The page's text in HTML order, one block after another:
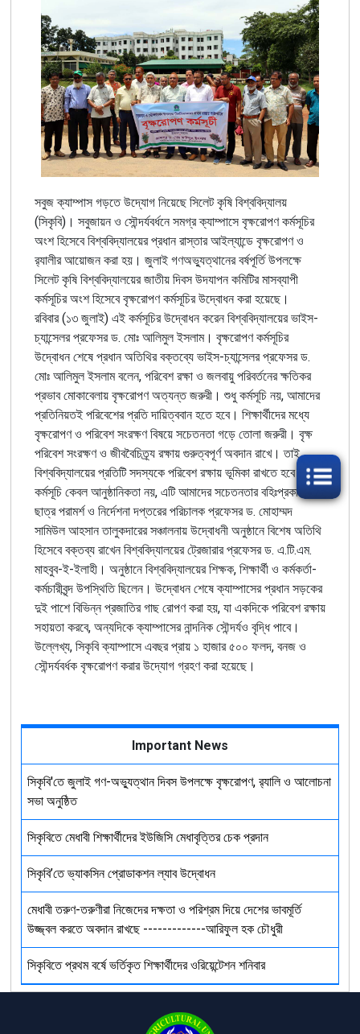
সবুজ ক্যাম্পাস গড়তে উদ্যোগ নিয়েছে সিলেট কৃষি বিশ্ববিদ্যালয়
(সিকৃবি)। সবুজায়ন ও সৌন্দর্যবর্ধনে সমগ্র ক্যাম্পাসে ‍বৃক্ষরোপণ কর্মসূচির
অংশ হিসেবে বিশ্ববিদ্যালয়ের প্রধান রাস্তার আইল্যান্ডে বৃক্ষরোপণ ও
র‌্যালীর আয়োজন করা হয়। জুলাই গণঅভ্যুত্থানের বর্ষপূর্তি উপলক্ষে
সিলেট কৃষি বিশ্ববিদ্যালয়ের জাতীয় দিবস উদযাপন কমিটির মাসব্যাপী
কর্মসূচির অংশ হিসেবে বৃক্ষরোপণ কর্মসূচির উদ্বোধন করা হয়েছে।
রবিবার (১৩ জুলাই) এই কর্মসূচির উদ্বোধন করেন বিশ্ববিদ্যালয়ের ভাইস-
চ্যান্সেলর প্রফেসর ড. মোঃ আলিমুল ইসলাম। বৃক্ষরোপণ কর্মসূচির
উদ্বোধন শেষে প্রধান অতিথির বক্তব্যে ভাইস-চ্যান্সেলর প্রফেসর ড.
মোঃ আলিমুল ইসলাম বলেন, পরিবেশ রক্ষা ও জলবায়ু পরিবর্তনের ক্ষতিকর
প্রভাব মোকাবেলায় বৃক্ষরোপণ অত্যন্ত জরুরী। শুধু কর্মসূচি নয়, আমাদের
প্রতিনিয়তই পরিবেশের প্রতি দায়িত্ববান হতে হবে। শিক্ষার্থীদের মধ্যে
বৃক্ষরোপণ ও পরিবেশ সংরক্ষণ বিষয়ে সচেতনতা গড়ে তোলা জরুরী। বৃক্ষ
পরিবেশ সংরক্ষণ ও জীববৈচিত্র্য রক্ষায় গুরুত্বপূর্ণ অবদান রাখে। তাই
বিশ্ববিদ্যালয়ের প্রতিটি সদস্যকে পরিবেশ রক্ষায় ভূমিকা রাখতে হবে। এই
কর্মসূচি কেবল আনুষ্ঠানিকতা নয়, এটি আমাদের সচেতনতার বহিঃপ্রকাশ।
ছাত্র পরামর্শ ও নির্দেশনা দপ্তরের পরিচালক প্রফেসর ড. মোহাম্মদ
সামিউল আহসান তালুকদারের সঞ্চালনায় উদ্বোধনী অনুষ্ঠানে বিশেষ অতিথি
হিসেবে বক্তব্য রাখেন বিশ্ববিদ্যালয়ের ট্রেজারার প্রফেসর ড. এ.টি.এম.
মাহবুব-ই-ইলাহী। অনুষ্ঠানে বিশ্ববিদ্যালয়ের শিক্ষক, শিক্ষার্থী ও কর্মকর্তা-
কর্মচারীবৃন্দ উপস্থিতি ছিলেন। উদ্বোধন শেষে ক্যাম্পাসের প্রধান সড়কের
দুই পাশে বিভিন্ন প্রজাতির গাছ রোপণ করা হয়, যা একদিকে পরিবেশ রক্ষায়
সহায়তা করবে, অন্যদিকে ক্যাম্পাসের নান্দনিক সৌন্দর্যও বৃদ্ধি পাবে।
উল্লেখ্য, সিকৃবি ক্যাম্পাসে এবছর প্রায় ১ হাজার ৫০০ ফলদ, বনজ ও
সৌন্দর্যবর্ধক বৃক্ষরোপণ করার উদ্যোগ গ্রহণ করা হয়েছে।
Important News
সিকৃবি'তে জুলাই গণ-অভ্যুত্থান দিবস উপলক্ষে বৃক্ষরোপণ, র‍্যালি ও আলোচনা
সভা অনুষ্ঠিত
সিকৃবিতে মেধাবী শিক্ষার্থীদের ইউজিসি মেধাবৃত্তির চেক প্রদান
সিকৃবি’তে ভ্যাকসিন প্রোডাকশন ল্যাব উদ্বোধন
মেধাবী তরুণ-তরুণীরা নিজেদের দক্ষতা ও পরিশ্রম দিয়ে দেশের ভাবমূর্তি
উজ্জ্বল করতে অবদান রাখছে -------------আরিফুল হক চৌধুরী
সিকৃবিতে প্রথম বর্ষে ভর্তিকৃত শিক্ষার্থীদের ওরিয়েন্টেশন শনিবার